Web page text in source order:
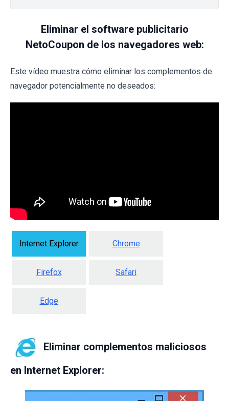
Eliminar el software publicitario
NetoCoupon de los navegadores web:
Este vídeo muestra cómo eliminar los complementos de
navegador potencialmente no deseados:
Internet Explorer Chrome
Firefox Safari
Edge
Eliminar complementos maliciosos
en Internet Explorer: